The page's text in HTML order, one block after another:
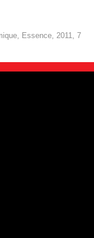
Essence, 2011, 7